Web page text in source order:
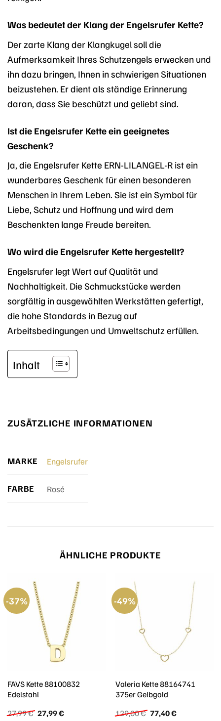
Was bedeutet der Klang der Engelsrufer Kette?
Der zarte Klang der Klangkugel soll die
Aufmerksamkeit Ihres Schutzengels erwecken und
ihn dazu bringen, Ihnen in schwierigen Situationen
beizustehen. Er dient als ständige Erinnerung
daran, dass Sie beschützt und geliebt sind.
Ist die Engelsrufer Kette ein geeignetes
Geschenk?
Ja, die Engelsrufer Kette ERN-LILANGEL-R ist ein
wunderbares Geschenk für einen besonderen
Menschen in Ihrem Leben. Sie ist ein Symbol für
Liebe, Schutz und Hoffnung und wird dem
Beschenkten lange Freude bereiten.
Wo wird die Engelsrufer Kette hergestellt?
Engelsrufer legt Wert auf Qualität und
Nachhaltigkeit. Die Schmuckstücke werden
sorgfältig in ausgewählten Werkstätten gefertigt,
die hohe Standards in Bezug auf
Arbeitsbedingungen und Umweltschutz erfüllen.
Inhalt
ZUSÄTZLICHE INFORMATIONEN
MARKE Engelsrufer
FARBE Rosé
ÄHNLICHE PRODUKTE
-37%
FAVS Kette 88100832
Edelstahl
27,99€ Ursprünglicher
27,99€Aktueller
-49%
Valeria Kette 88164741
375er Gelbgold
129,00€ Ursprünglicher
77,40€Aktueller